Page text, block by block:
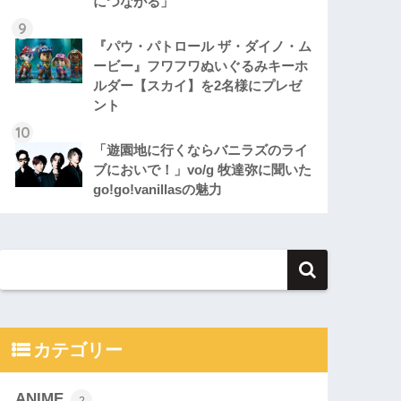
『パウ・パトロール ザ・ダイノ・ム
ービー』フワフワぬいぐるみキーホ
ルダー【スカイ】を2名様にプレゼ
ント
「遊園地に行くならバニラズのライ
ブにおいで！」vo/g 牧達弥に聞いた
go!go!vanillasの魅力
カテゴリー